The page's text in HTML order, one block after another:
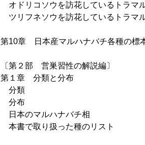
オドリコソウを訪花しているトラマ
ツリフネソウを訪花しているトラマ
第10章 日本産マルハナバチ各種の標
〔第２部 営巣習性の解説編〕
第１章 分類と分布
分類
分布
日本のマルハナバチ相
本書で取り扱った種のリスト